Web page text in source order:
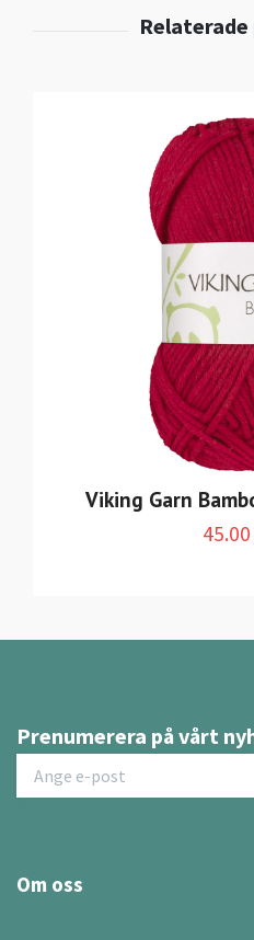
Viking Garn
45.00
Prenumerera på vårt
Om oss